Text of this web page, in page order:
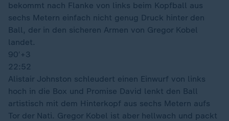
bekommt nach Flanke von links beim Kopfball aus
sechs Metern einfach nicht genug Druck hinter den
Ball, der in den sicheren Armen von Gregor Kobel
landet.
90′ +3
22:52
Alistair Johnston schleudert einen Einwurf von links
hoch in die Box und Promise David lenkt den Ball
artistisch mit dem Hinterkopf aus sechs Metern aufs
Tor der Nati. Gregor Kobel ist aber hellwach und packt